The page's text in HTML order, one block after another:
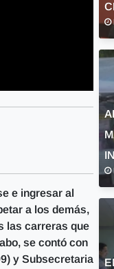
e ingresar al
a los demás,
las carreras que
se contó con
y Subsecretaria